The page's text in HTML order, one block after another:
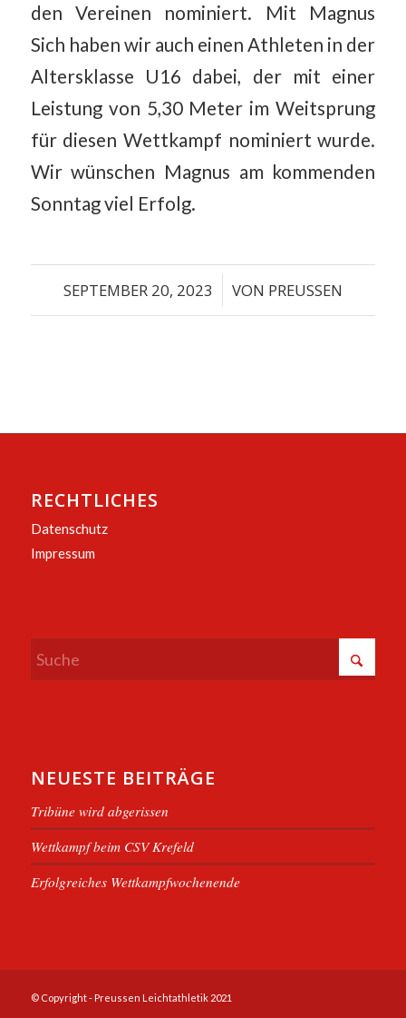
den Vereinen nominiert. Mit Magnus
Sich haben wir auch einen Athleten in der
Altersklasse U16 dabei, der mit einer
Leistung von 5,30 Meter im Weitsprung
für diesen Wettkampf nominiert wurde.
Wir wünschen Magnus am kommenden
Sonntag viel Erfolg.
SEPTEMBER 20, 2023
/ VON PREUSSEN
RECHTLICHES
Datenschutz
Impressum
NEUESTE BEITRÄGE
Tribüne wird abgerissen
Wettkampf beim CSV Krefeld
Erfolgreiches Wettkampfwochenende
© Copyright - Preussen Leichtathletik 2021